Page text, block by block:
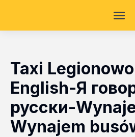
Taxi
English-Я
русски-
Wynajem